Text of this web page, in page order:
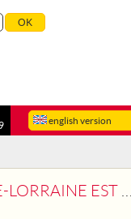
english version
FRANÇAISE